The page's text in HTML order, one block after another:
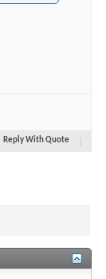
Reply With Quote